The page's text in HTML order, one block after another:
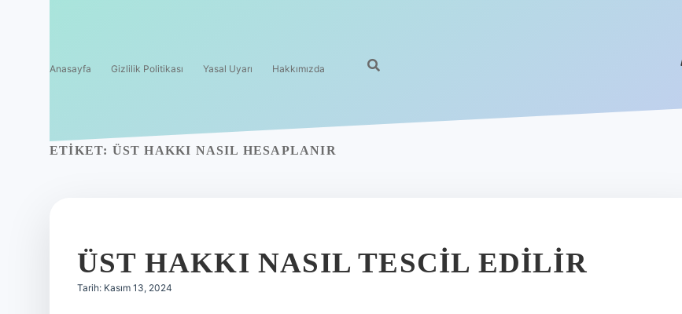
Anasayfa Gizlilik Politikası Yasal Uyarı Hakkımızda
ETIKET: ÜST HAKKI NASIL HESAPLANIR
ÜST HAKKI NASIL TESCIL EDILIR
Tarih: Kasım 13, 2024